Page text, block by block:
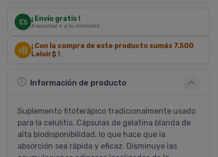
¡ Envío gratis !
A sucursal o a tu domicilio
¡ Con la compra de este producto sumás 7.500
Leloir$ !
Información de producto
Suplemento fitoterápico tradicionalmente usado
para la celulitis. Cápsulas de gelatina blanda de
alta biodisponibilidad, lo que hace que la
absorción sea rápida y eficaz. Disminuye las